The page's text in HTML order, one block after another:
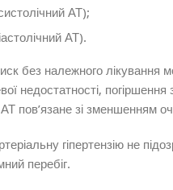
АТ);
АТ).
без належного лікування
недостатності,
пов’язане зі зменшенням
гіпертензію не
перебіг.